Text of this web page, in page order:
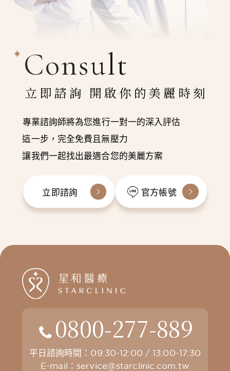
Consult
立即諮詢 開啟你的美麗時刻
專業諮詢師將為您進行一對一的深入評估
這一步，完全免費且無壓力
讓我們一起找出最適合您的美麗方案
立即諮詢 官方帳號
0800-277-889
平日諮詢時間：09:30-12:00 / 13:00-17:30
E-mail： service@starclinic.com.tw